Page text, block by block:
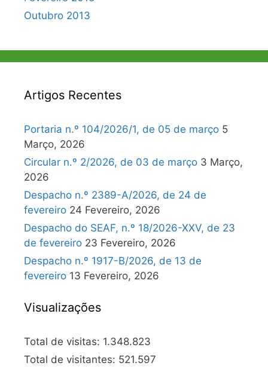
Outubro 2013
Artigos Recentes
Portaria n.º 104/2026/1, de 05 de março 5
Março, 2026
Circular n.º 2/2026, de 03 de março 3 Março,
2026
Despacho n.º 2389-A/2026, de 24 de
fevereiro 24 Fevereiro, 2026
Despacho do SEAF, n.º 18/2026-XXV, de 23
de fevereiro 23 Fevereiro, 2026
Despacho n.º 1917-B/2026, de 13 de
fevereiro 13 Fevereiro, 2026
Visualizações
Total de visitas: 1.348.823
Total de visitantes: 521.597